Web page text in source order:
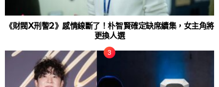
《財閥X刑警2》感情線斷了！朴智賢確定缺席續集，女主角將
更換人選